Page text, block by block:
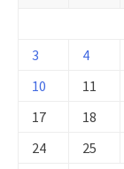
3
4
10
11
17
18
24
25